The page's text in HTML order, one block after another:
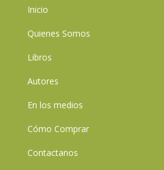
Inicio
Quienes Somos
Libros
Autores
En los medios
Cómo Comprar
Contactanos